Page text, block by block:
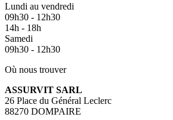
Lundi au vendredi
09h30 - 12h30
14h - 18h
Samedi
09h30 - 12h30
Où nous trouver
ASSURVIT SARL
26 Place du Général Leclerc
88270 DOMPAIRE